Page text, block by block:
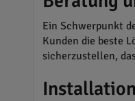
Ein Schwerpunkt
Kunden die beste
sicherzustellen,